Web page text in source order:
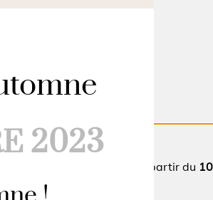
2023
de vous retrouver à partir du